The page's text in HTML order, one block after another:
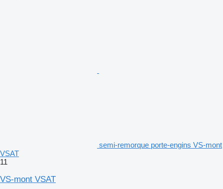
semi-remorque porte-engins VS-mont
VSAT
11
VS-mont VSAT